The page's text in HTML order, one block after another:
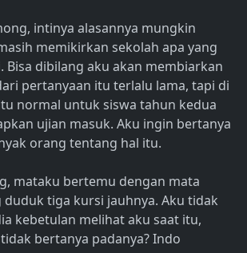
intinya alasannya mungkin
memikirkan sekolah apa yang
Bisa dibilang aku akan membiarkan
pertanyaan itu terlalu lama, tapi di
normal untuk siswa tahun kedua
ujian masuk. Aku ingin bertanya
orang tentang hal itu.
mataku bertemu dengan mata
duduk tiga kursi jauhnya. Aku tidak
kebetulan melihat aku saat itu,
bertanya padanya? Indo